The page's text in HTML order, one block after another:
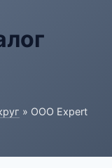
» ООО Expert